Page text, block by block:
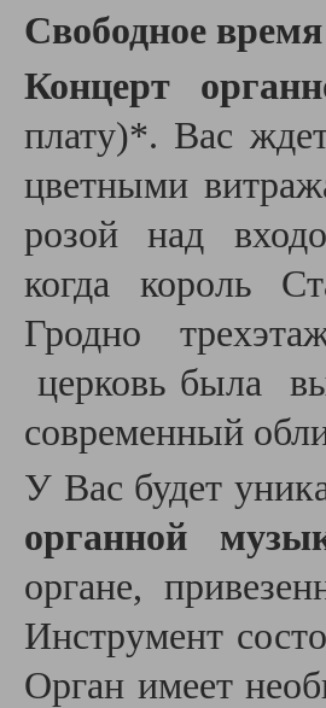
Свободное время
Концерт
плату)*. Вас
цветными
розой над
когда король
Гродно
церковь была
современный
У Вас будет
органной
органе,
Инструмент
Орган имеет